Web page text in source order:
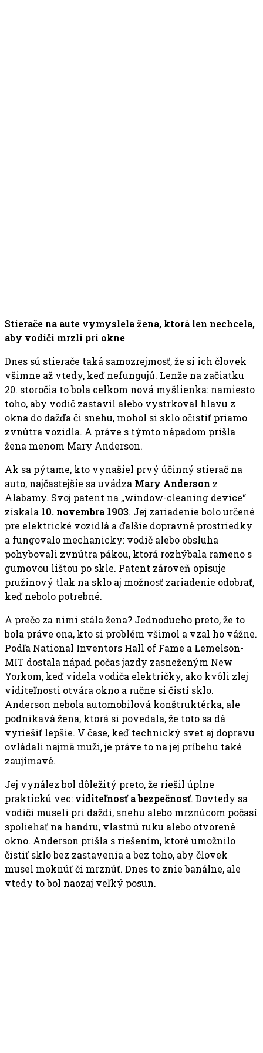
Stierače na aute vymyslela žena, ktorá len nechcela,
aby vodiči mrzli pri okne
Dnes sú stierače taká samozrejmosť, že si ich človek
všimne až vtedy, keď nefungujú. Lenže na začiatku
20. storočia to bola celkom nová myšlienka: namiesto
toho, aby vodič zastavil alebo vystrkoval hlavu z
okna do dažďa či snehu, mohol si sklo očistiť priamo
zvnútra vozidla. A práve s týmto nápadom prišla
žena menom Mary Anderson.
Ak sa pýtame, kto vynašiel prvý účinný stierač na
auto, najčastejšie sa uvádza Mary Anderson z
Alabamy. Svoj patent na „window-cleaning device“
získala 10. novembra 1903. Jej zariadenie bolo určené
pre elektrické vozidlá a ďalšie dopravné prostriedky
a fungovalo mechanicky: vodič alebo obsluha
pohybovali zvnútra pákou, ktorá rozhýbala rameno s
gumovou lištou po skle. Patent zároveň opisuje
pružinový tlak na sklo aj možnosť zariadenie odobrať,
keď nebolo potrebné.
A prečo za nimi stála žena? Jednoducho preto, že to
bola práve ona, kto si problém všimol a vzal ho vážne.
Podľa National Inventors Hall of Fame a Lemelson-
MIT dostala nápad počas jazdy zasneženým New
Yorkom, keď videla vodiča električky, ako kvôli zlej
viditeľnosti otvára okno a ručne si čistí sklo.
Anderson nebola automobilová konštruktérka, ale
podnikavá žena, ktorá si povedala, že toto sa dá
vyriešiť lepšie. V čase, keď technický svet aj dopravu
ovládali najmä muži, je práve to na jej príbehu také
zaujímavé.
Jej vynález bol dôležitý preto, že riešil úplne
praktickú vec: viditeľnosť a bezpečnosť. Dovtedy sa
vodiči museli pri daždi, snehu alebo mrznúcom počasí
spoliehať na handru, vlastnú ruku alebo otvorené
okno. Anderson prišla s riešením, ktoré umožnilo
čistiť sklo bez zastavenia a bez toho, aby človek
musel moknúť či mrznúť. Dnes to znie banálne, ale
vtedy to bol naozaj veľký posun.